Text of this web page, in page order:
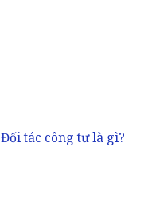
Đối tác công tư là gì?